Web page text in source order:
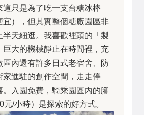
這只是為了吃一支台糖冰棒
宜），但其實整個糖廠園區非
半天細逛。我喜歡裡頭的「製
巨大的機械靜止在時間裡，充
區內還有許多日式老宿舍、防
家進駐的創作空間，走走停
。入園免費，騎乘園區內的腳
元/小時）是探索的好方式。